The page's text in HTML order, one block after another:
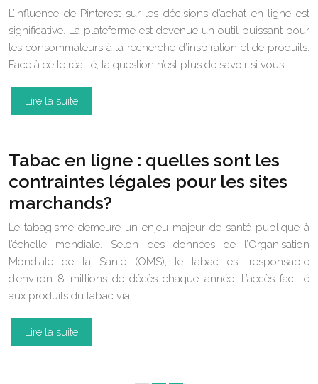
L’influence de Pinterest sur les décisions d’achat en ligne est
significative. La plateforme est devenue un outil puissant pour
les consommateurs à la recherche d’inspiration et de produits.
Face à cette réalité, la question n’est plus de savoir si vous…
Lire la suite
Tabac en ligne : quelles sont les
contraintes légales pour les sites
marchands?
Le tabagisme demeure un enjeu majeur de santé publique à
l’échelle mondiale. Selon des données de l’Organisation
Mondiale de la Santé (OMS), le tabac est responsable
d’environ 8 millions de décès chaque année. L’accès facilité
aux produits du tabac via…
Lire la suite